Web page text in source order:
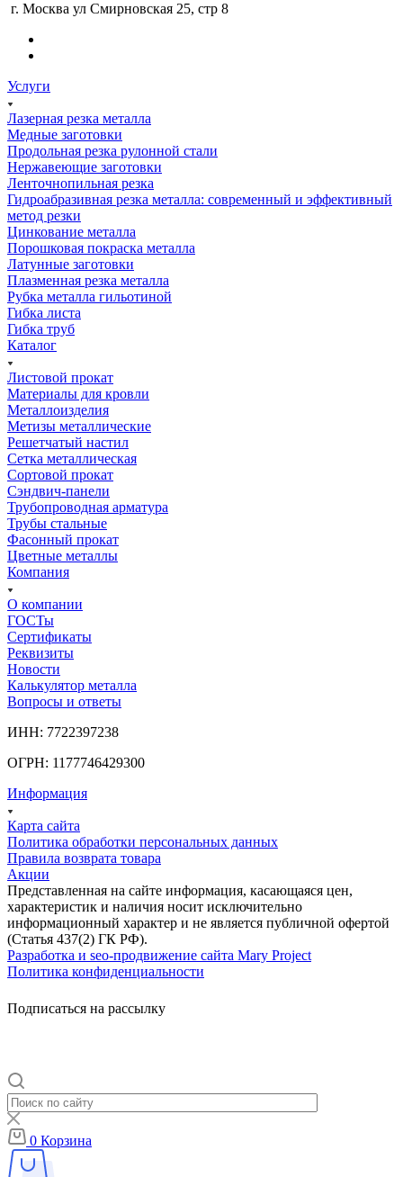
г. Москва ул Смирновская 25, стр 8
Услуги
Лазерная резка металла
Медные заготовки
Продольная резка рулонной стали
Нержавеющие заготовки
Ленточнопильная резка
Гидроабразивная резка металла: современный и эффективный
метод резки
Цинкование металла
Порошковая покраска металла
Латунные заготовки
Плазменная резка металла
Рубка металла гильотиной
Гибка листа
Гибка труб
Каталог
Листовой прокат
Материалы для кровли
Металлоизделия
Метизы металлические
Решетчатый настил
Сетка металлическая
Сортовой прокат
Сэндвич-панели
Трубопроводная арматура
Трубы стальные
Фасонный прокат
Цветные металлы
Компания
О компании
ГОСТы
Сертификаты
Реквизиты
Новости
Калькулятор металла
Вопросы и ответы
ИНН: 7722397238
ОГРН: 1177746429300
Информация
Карта сайта
Политика обработки персональных данных
Правила возврата товара
Акции
Представленная на сайте информация, касающаяся цен,
характеристик и наличия носит исключительно
информационный характер и не является публичной офертой
(Статья 437(2) ГК РФ).
Разработка и seo-продвижение сайта Mary Project
Политика конфиденциальности
Подписаться на рассылку
0 Корзина